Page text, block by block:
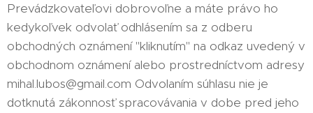
Prevádzkovateľovi dobrovoľne a máte právo ho
kedykoľvek odvolať odhlásením sa z odberu
obchodných oznámení "kliknutím" na odkaz uvedený v
obchodnom oznámení alebo prostredníctvom adresy
mihal.lubos@gmail.com Odvolaním súhlasu nie je
dotknutá zákonnosť spracovávania v dobe pred jeho